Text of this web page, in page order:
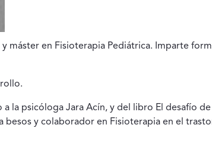
máster en Fisioterapia Pediátrica. Imparte
la psicóloga Jara Acín, y del libro El desafío
besos y colaborador en Fisioterapia en el